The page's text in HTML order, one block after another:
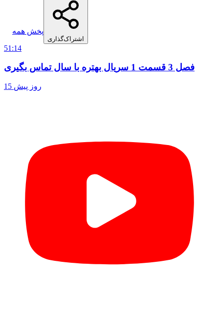
پخش همه
اشتراک‌گذاری
51:14
فصل 3 قسمت 1 سریال بهتره با سال تماس بگیری
15 روز پیش